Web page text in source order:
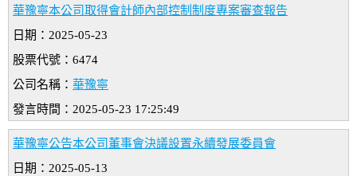
華豫寧本公司取得會計師內部控制制度專案審查報告
日期：2025-05-23
股票代號：6474
公司名稱： 華豫寧
發言時間：2025-05-23 17:25:49
華豫寧公告本公司董事會決議設置永續發展委員會
日期：2025-05-13